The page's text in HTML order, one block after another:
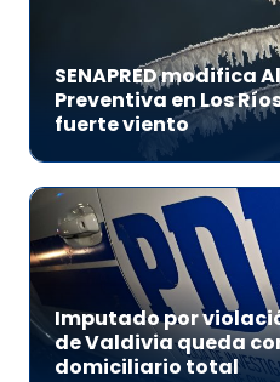
SENAPRED modifica
Preventiva en Los
fuerte viento
Imputado por
de Valdivia queda
domiciliario total